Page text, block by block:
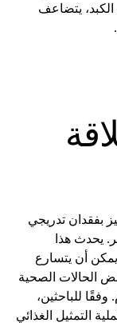
يتضاعف
بفقدان تدريجي
يحدث هذا
أن يتسارع
الحالات الصحية
للباحثين،
التمثيل الغذائي